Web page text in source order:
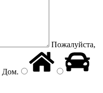
Пожалуйста,
Дом.